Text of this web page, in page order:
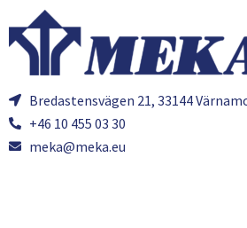
Bredastensvägen 21, 33144
+46 10 455 03 30
meka@meka.eu